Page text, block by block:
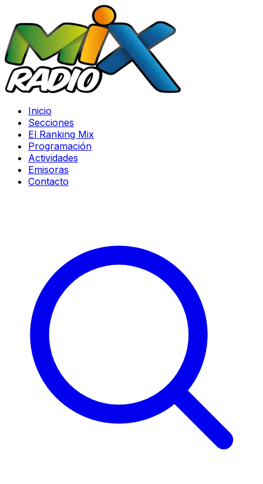
Inicio
Secciones
El Ranking Mix
Programación
Actividades
Emisoras
Contacto